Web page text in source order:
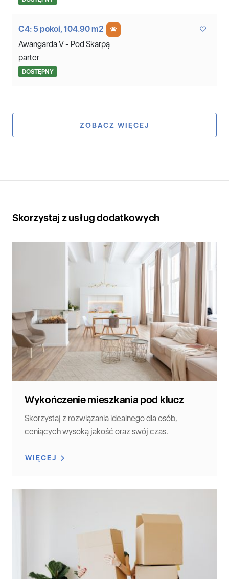
C4: 5 pokoi, 104.90 m2
Awangarda V - Pod Skarpą
parter
DOSTĘPNY
ZOBACZ WIĘCEJ
Skorzystaj z usług dodatkowych
Wykończenie mieszkania pod klucz
Skorzystaj z rozwiązania idealnego dla osób,
ceniących wysoką jakość oraz swój czas.
WIĘCEJ